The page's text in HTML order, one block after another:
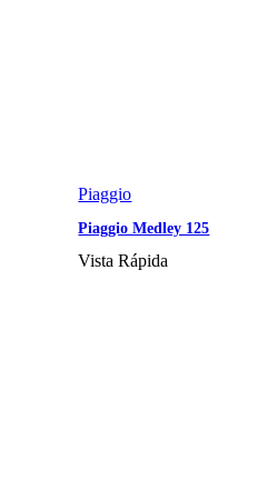
Piaggio
Piaggio Medley 125
Vista Rápida